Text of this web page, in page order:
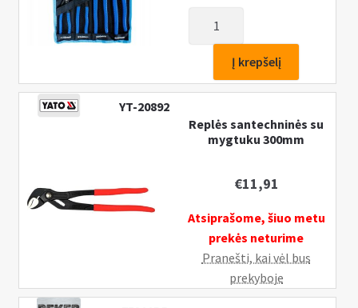
santechninės
su
mygtuku
175,
rinkinys
4vnt.
Į krepšelį
YT-20892
Replės santechninės su
mygtuku 300mm
€11,91
Atsiprašome, šiuo metu
prekės neturime
Pranešti, kai vėl bus
prekyboje